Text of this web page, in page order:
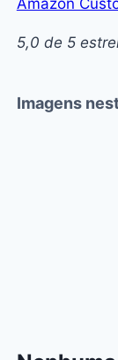
5,0 de 5
Imagens